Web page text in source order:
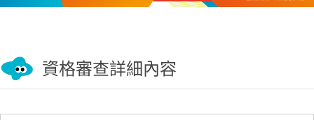
資格審查詳細內容